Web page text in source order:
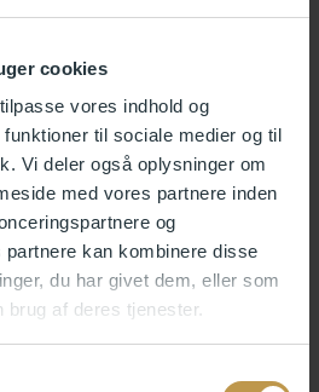
cookies
vores indhold og
til sociale medier og til
Vi deler også oplysninger om
med vores partnere inden
og
kan kombinere disse
du har givet dem, eller som
brug af deres tjenester.
anneks. Ca. 1916. (beskåret)